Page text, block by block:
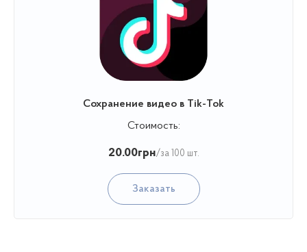
Сохранение видео в Tik-Tok
Стоимость:
20.00грн/за 100 шт.
Заказать